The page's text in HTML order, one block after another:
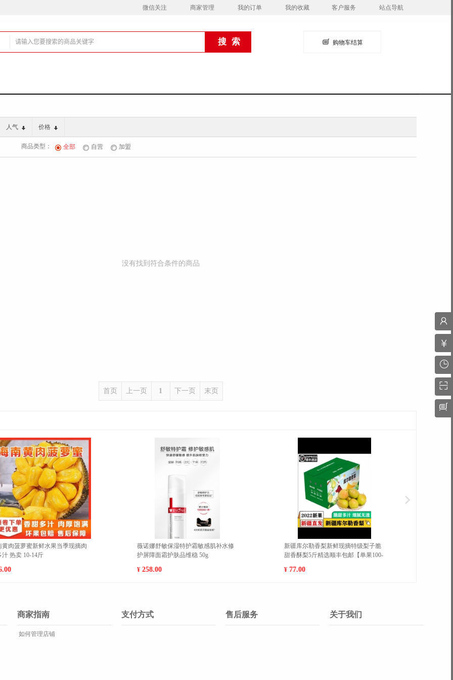
微信关注 商家管理 我的订单 我的收藏 客户服务 站点导航
购物车结算
人气 价格
商品类型： 全部 自营 加盟
没有找到符合条件的商品
首页 上一页 1 下一页 末页
梨子脆
果100-
新疆库尔勒香梨新鲜现摘特级梨子脆
甜香酥梨5斤精选顺丰包邮【单果100-
福建平和红心柚蜜柚当季水果新鲜红
肉柚包邮 小果（15-20cm） 5斤
福建平和红心柚蜜柚当季水果新
肉柚包邮 小果（15-20cm） 9斤
商家指南
如何管理店铺
支付方式 售后服务 关于我们